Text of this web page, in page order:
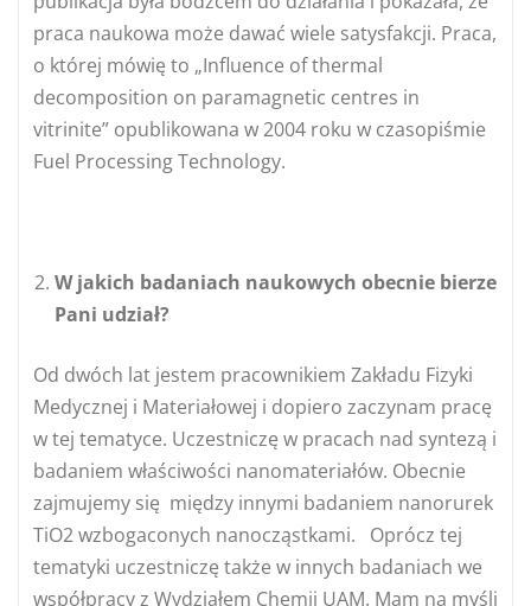
praca naukowa może dawać wiele satysfakcji. Praca,
o której mówię to „Influence of thermal
decomposition on paramagnetic centres in
vitrinite” opublikowana w 2004 roku w czasopiśmie
Fuel Processing Technology.
W jakich badaniach naukowych obecnie bierze
Pani udział?
Od dwóch lat jestem pracownikiem Zakładu Fizyki
Medycznej i Materiałowej i dopiero zaczynam pracę
w tej tematyce. Uczestniczę w pracach nad syntezą i
badaniem właściwości nanomateriałów. Obecnie
zajmujemy się między innymi badaniem nanorurek
TiO2 wzbogaconych nanocząstkami. Oprócz tej
tematyki uczestniczę także w innych badaniach we
współpracy z Wydziałem Chemii UAM. Mam na myśli